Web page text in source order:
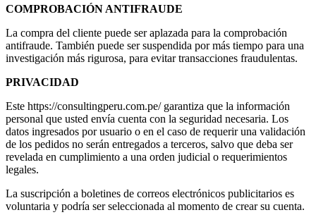
COMPROBACIÓN ANTIFRAUDE
La compra del cliente puede ser aplazada para la comprobación
antifraude. También puede ser suspendida por más tiempo para una
investigación más rigurosa, para evitar transacciones fraudulentas.
PRIVACIDAD
Este https://consultingperu.com.pe/ garantiza que la información
personal que usted envía cuenta con la seguridad necesaria. Los
datos ingresados por usuario o en el caso de requerir una validación
de los pedidos no serán entregados a terceros, salvo que deba ser
revelada en cumplimiento a una orden judicial o requerimientos
legales.
La suscripción a boletines de correos electrónicos publicitarios es
voluntaria y podría ser seleccionada al momento de crear su cuenta.